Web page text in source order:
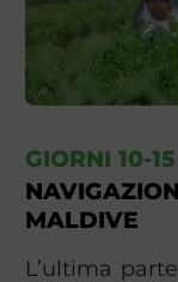
GIORNI 10-15
MALDIVE
L’ultima